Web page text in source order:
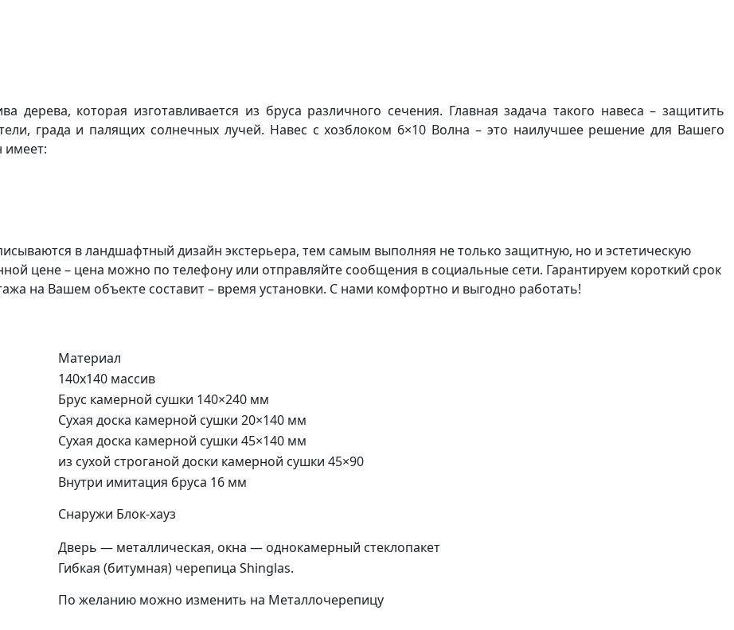
дерева, которая изготавливается из бруса различного сечения. Главная задача такого навеса – защитить
града и палящих солнечных лучей. Навес с хозблоком 6×10 Волна – это наилучшее решение для Вашего
имеет:
в ландшафтный дизайн экстерьера, тем самым выполняя не только защитную, но и эстетическую
цене – цена можно по телефону или отправляйте сообщения в социальные сети. Гарантируем короткий срок
на Вашем объекте составит – время установки. С нами комфортно и выгодно работать!
Материал
140х140 массив
Брус камерной сушки 140×240 мм
Сухая доска камерной сушки 20×140 мм
Сухая доска камерной сушки 45×140 мм
из сухой строганой доски камерной сушки 45×90
Внутри имитация бруса 16 мм
Снаружи Блок-хауз
Дверь — металлическая, окна — однокамерный стеклопакет
Гибкая (битумная) черепица Shinglas.
По желанию можно изменить на Металлочерепицу